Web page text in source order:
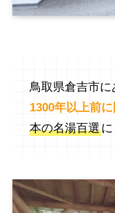
鳥取県倉吉市に
1300年以上前
本の名湯百選